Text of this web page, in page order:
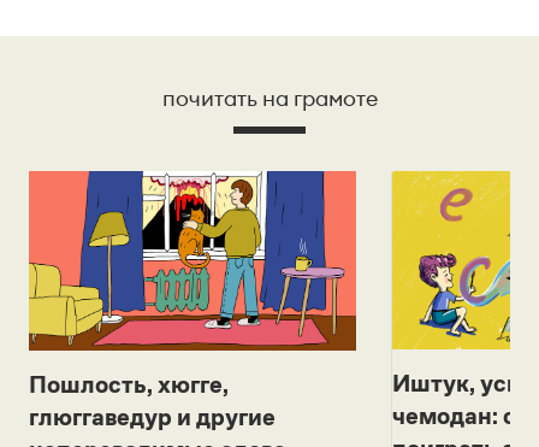
почитать на грамоте
Пошлость, хюгге,
глюггаведур и другие
Иштук,
чемодан: